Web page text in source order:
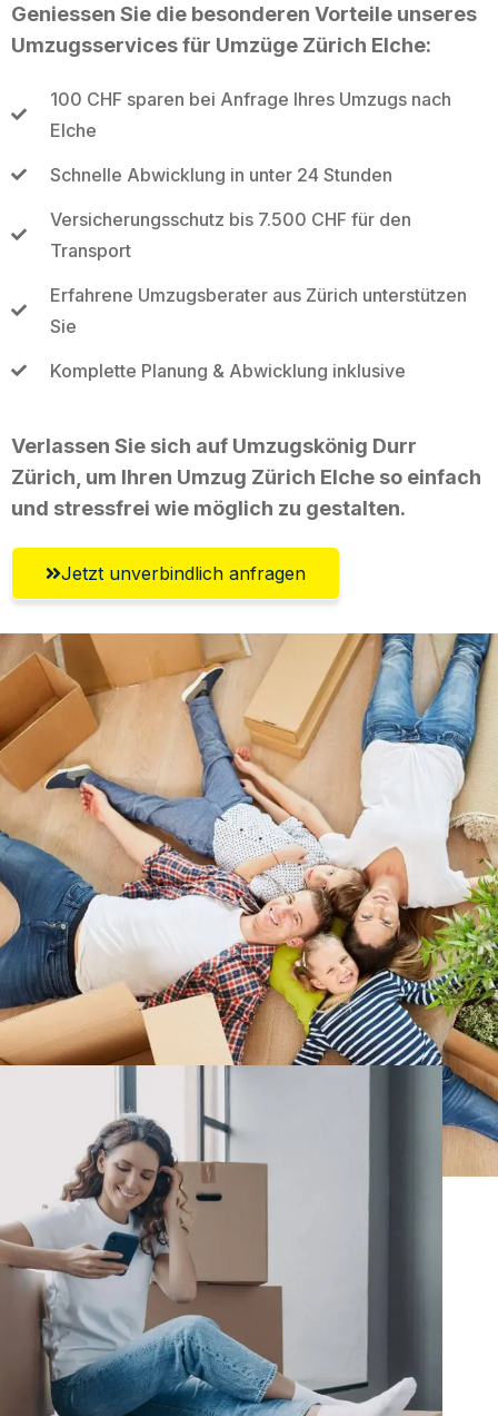
Geniessen Sie die besonderen Vorteile unseres
Umzugsservices für Umzüge Zürich Elche:
100 CHF sparen bei Anfrage Ihres Umzugs nach
Elche
Schnelle Abwicklung in unter 24 Stunden
Versicherungsschutz bis 7.500 CHF für den
Transport
Erfahrene Umzugsberater aus Zürich unterstützen
Sie
Komplette Planung & Abwicklung inklusive
Verlassen Sie sich auf Umzugskönig Durr
Zürich, um Ihren Umzug Zürich Elche so einfach
und stressfrei wie möglich zu gestalten.
Jetzt unverbindlich anfragen